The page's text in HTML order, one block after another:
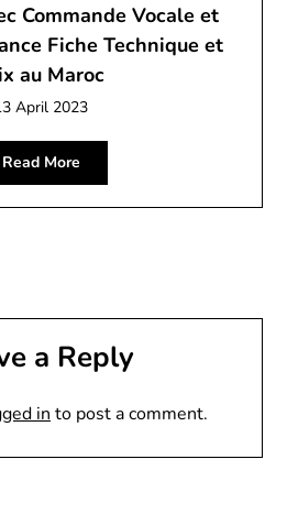
Commande Vocale et
Fiche Technique et
au Maroc
April 2023
Read More
a Reply
in to post a comment.